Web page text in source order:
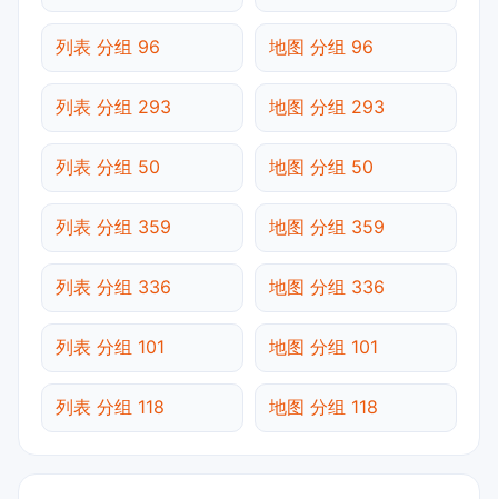
列表 分组 96 地图 分组 96
列表 分组 293 地图 分组 293
列表 分组 50 地图 分组 50
列表 分组 359 地图 分组 359
列表 分组 336 地图 分组 336
列表 分组 101 地图 分组 101
列表 分组 118 地图 分组 118